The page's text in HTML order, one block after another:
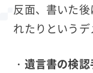
反面、書いた
れたりというデ
・ 遺言書の検認